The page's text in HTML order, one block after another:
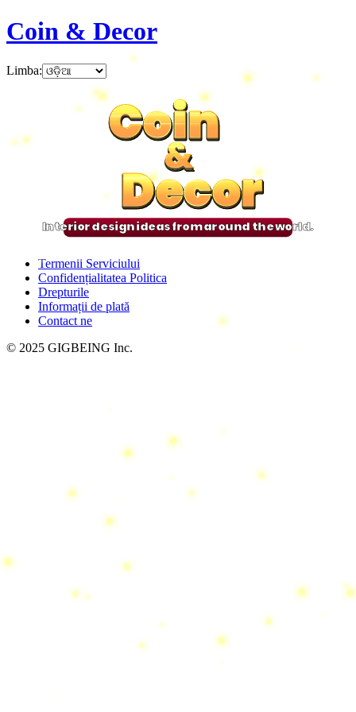
Coin & Decor
Limba:
Coin
&
Decor
Coin
&
Decor
Coin
&
Decor
Coin
&
Decor
Interior design ideas from around the world.
Termenii Serviciului
Confidențialitatea Politica
Drepturile
Informații de plată
Contact ne
© 2025 GIGBEING Inc.